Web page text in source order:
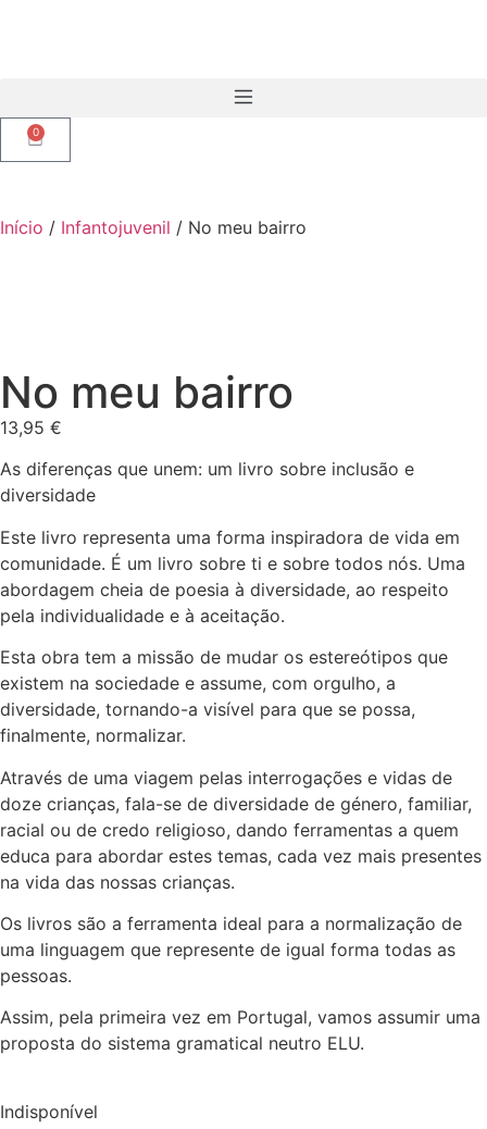
0
Início / Infantojuvenil / No meu bairro
No meu bairro
13,95 €
As diferenças que unem: um livro sobre inclusão e
diversidade
Este livro representa uma forma inspiradora de vida em
comunidade. É um livro sobre ti e sobre todos nós. Uma
abordagem cheia de poesia à diversidade, ao respeito
pela individualidade e à aceitação.
Esta obra tem a missão de mudar os estereótipos que
existem na sociedade e assume, com orgulho, a
diversidade, tornando-a visível para que se possa,
finalmente, normalizar.
Através de uma viagem pelas interrogações e vidas de
doze crianças, fala-se de diversidade de género, familiar,
racial ou de credo religioso, dando ferramentas a quem
educa para abordar estes temas, cada vez mais presentes
na vida das nossas crianças.
Os livros são a ferramenta ideal para a normalização de
uma linguagem que represente de igual forma todas as
pessoas.
Assim, pela primeira vez em Portugal, vamos assumir uma
proposta do sistema gramatical neutro ELU.
Indisponível